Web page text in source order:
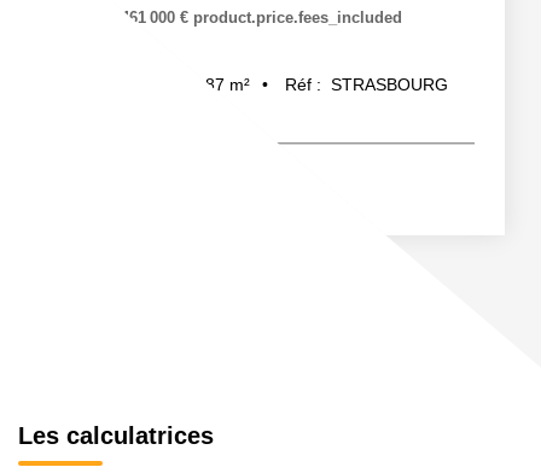
461 000 € product.price.fees_included
87 m² Réf : STRASBOURG
Les calculatrices